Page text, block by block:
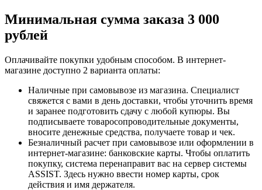
Минимальная сумма заказа 3 000
рублей
Оплачивайте покупки удобным способом. В интернет-
магазине доступно 2 варианта оплаты:
Наличные при самовывозе из магазина. Специалист
свяжется с вами в день доставки, чтобы уточнить время
и заранее подготовить сдачу с любой купюры. Вы
подписываете товаросопроводительные документы,
вносите денежные средства, получаете товар и чек.
Безналичный расчет при самовывозе или оформлении в
интернет-магазине: банковские карты. Чтобы оплатить
покупку, система перенаправит вас на сервер системы
ASSIST. Здесь нужно ввести номер карты, срок
действия и имя держателя.